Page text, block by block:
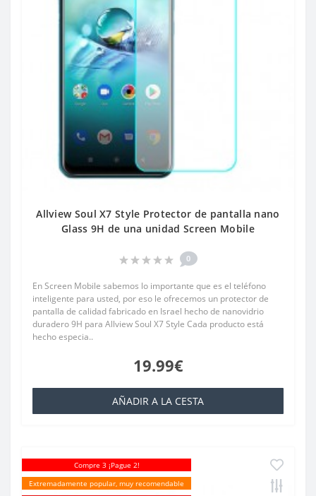
Allview Soul X7 Style Protector de pantalla nano
Glass 9H de una unidad Screen Mobile
0
En Screen Mobile sabemos lo importante que es el teléfono
inteligente para usted, por eso le ofrecemos un protector de
pantalla de calidad fabricado en Israel hecho de nanovidrio
duradero 9H para Allview Soul X7 Style Cada producto está
hecho especia..
19.99€
AÑADIR A LA CESTA
Compre 3 ¡Pague 2!
Extremadamente popular, muy recomendable